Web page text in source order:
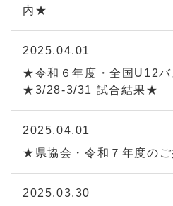
内★
2025.04.01
★令和６年度・全国U12バ
★3/28-3/31 試合結果★
2025.04.01
★県協会・令和７年度の
2025.03.30